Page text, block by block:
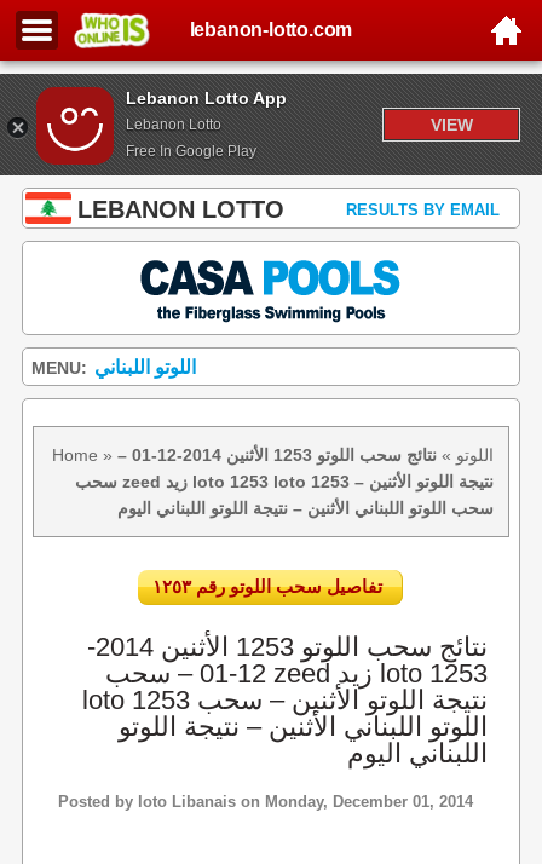
Lebanon Lotto App
Lebanon Lotto
Free In Google Play
VIEW
lebanon-lotto.com
LEBANON LOTTO RESULTS BY EMAIL
MENU: اللوتو اللبناني
Home » اللوتو »
نتائج سحب اللوتو 1253 الأثنين 2014-12-01 –
سحب zeed زيد loto 1253 loto 1253 نتيجة اللوتو الأثنين –
سحب اللوتو اللبناني الأثنين – نتيجة اللوتو اللبناني اليوم
تفاصيل سحب اللوتو رقم ١٢٥٣
نتائج سحب اللوتو 1253 الأثنين 2014-
12-01 – سحب zeed زيد loto 1253
loto 1253 نتيجة اللوتو الأثنين – سحب
اللوتو اللبناني الأثنين – نتيجة اللوتو
اللبناني اليوم
Posted by loto Libanaison Monday, December 01, 2014